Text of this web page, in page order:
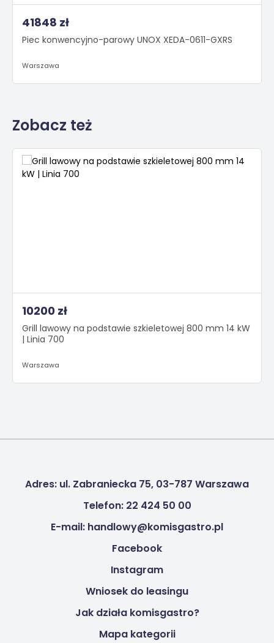
41848 zł
Piec konwencyjno-parowy UNOX XEDA-0611-GXRS
Warszawa
Zobacz też
10200 zł
Grill lawowy na podstawie szkieletowej 800 mm 14 kW
| Linia 700
Warszawa
Adres: ul. Zabraniecka 75, 03-787 Warszawa
Telefon: 22 424 50 00
E-mail: handlowy@komisgastro.pl
Facebook
Instagram
Wniosek do leasingu
Jak działa komisgastro?
Mapa kategorii